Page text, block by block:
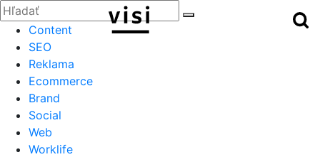
Zatvoriť
Hľadať:
Menu
Content
SEO
Reklama
Ecommerce
Brand
Social
Web
Worklife